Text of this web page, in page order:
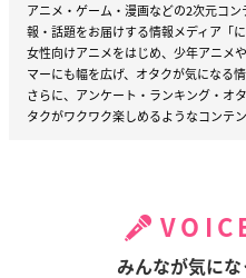
アニメ・ゲーム・漫画などの2次元コ
報・話題をお届けする情報メディア「に
女性向けアニメをはじめ、少年アニメ
マーにも幅を広げ、オタクが気になる
さらに、アンケート・ランキング・オ
タクがワクワク楽しめるようなコンテ
みんなが気に